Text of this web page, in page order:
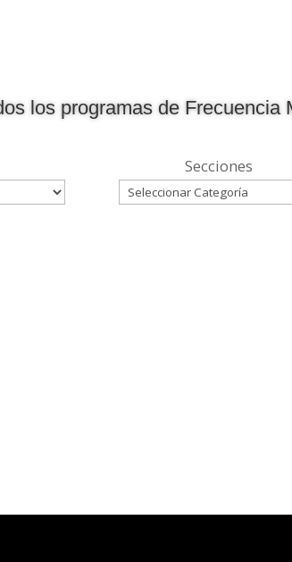
los programas de Frecuencia
Secciones